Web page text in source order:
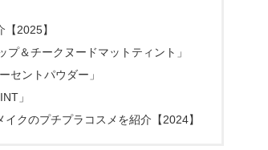
2025】
＆チークヌードマットティント」
セントパウダー」
」
クのプチプラコスメを紹介【2024】